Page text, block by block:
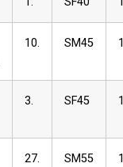
10. SM45
3. SF45
27. SM55